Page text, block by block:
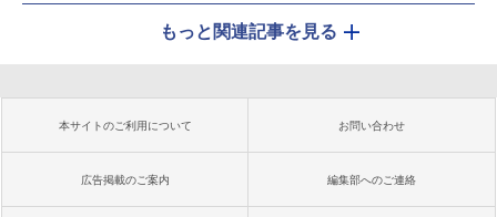
もっと関連記事を見る
本サイトのご利用について お問い合わせ
広告掲載のご案内 編集部へのご連絡